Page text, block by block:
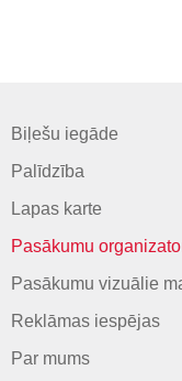
Biļešu iegāde
Palīdzība
Lapas karte
Pasākumu
Pasākumu vizuālie
Reklāmas iespējas
Par mums